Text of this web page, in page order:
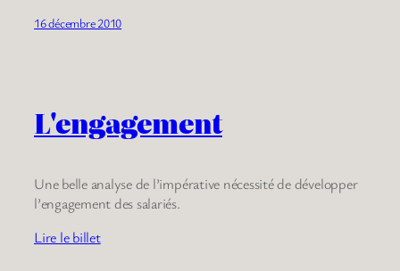
16 décembre 2010
L'engagement
Une belle analyse de l’impérative nécessité de développer
l’engagement des salariés.
Lire le billet